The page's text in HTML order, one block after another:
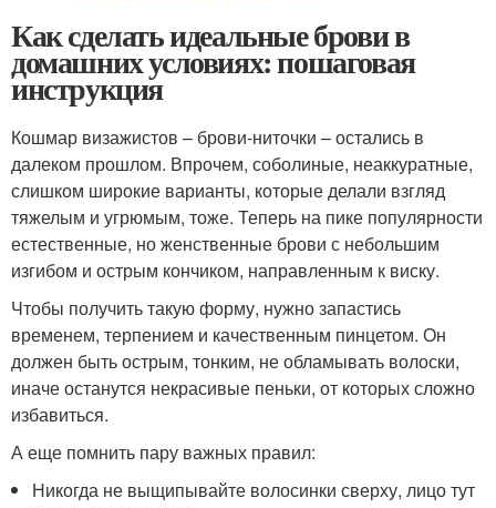
Как сделать идеальные брови в
домашних условиях: пошаговая
инструкция
Кошмар визажистов – брови-ниточки – остались в
далеком прошлом. Впрочем, соболиные, неаккуратные,
слишком широкие варианты, которые делали взгляд
тяжелым и угрюмым, тоже. Теперь на пике популярности
естественные, но женственные брови с небольшим
изгибом и острым кончиком, направленным к виску.
Чтобы получить такую форму, нужно запастись
временем, терпением и качественным пинцетом. Он
должен быть острым, тонким, не обламывать волоски,
иначе останутся некрасивые пеньки, от которых сложно
избавиться.
А еще помнить пару важных правил:
Никогда не выщипывайте волосинки сверху, лицо тут